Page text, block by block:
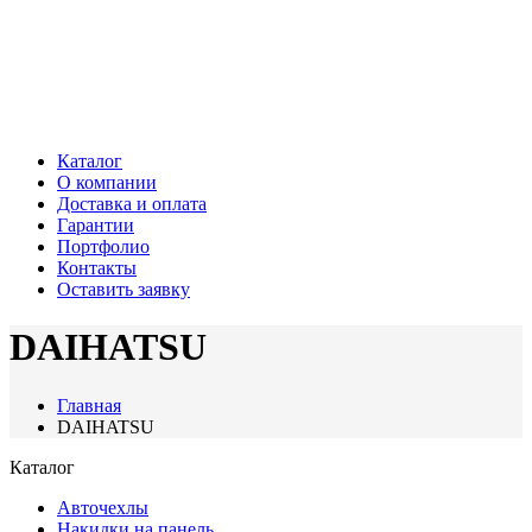
Каталог
О компании
Доставка и оплата
Гарантии
Портфолио
Контакты
Оставить заявку
DAIHATSU
Главная
DAIHATSU
Каталог
Авточехлы